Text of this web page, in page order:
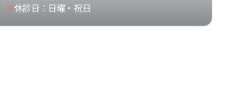
※休診日：日曜・祝日